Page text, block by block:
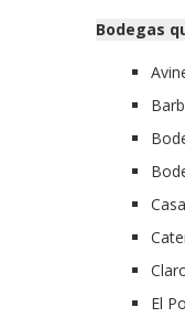
Bodegas
El